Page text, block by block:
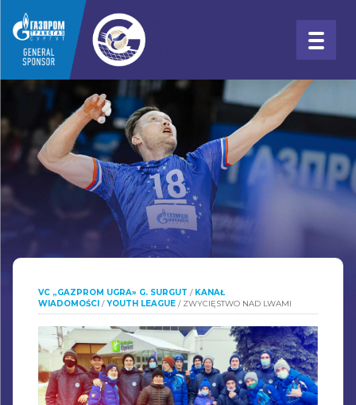
VC „GAZPROM UGRA» G. SURGUT / KANAŁ
WIADOMOŚCI /YOUTH LEAGUE / ZWYCIĘSTWO NAD LWAMI